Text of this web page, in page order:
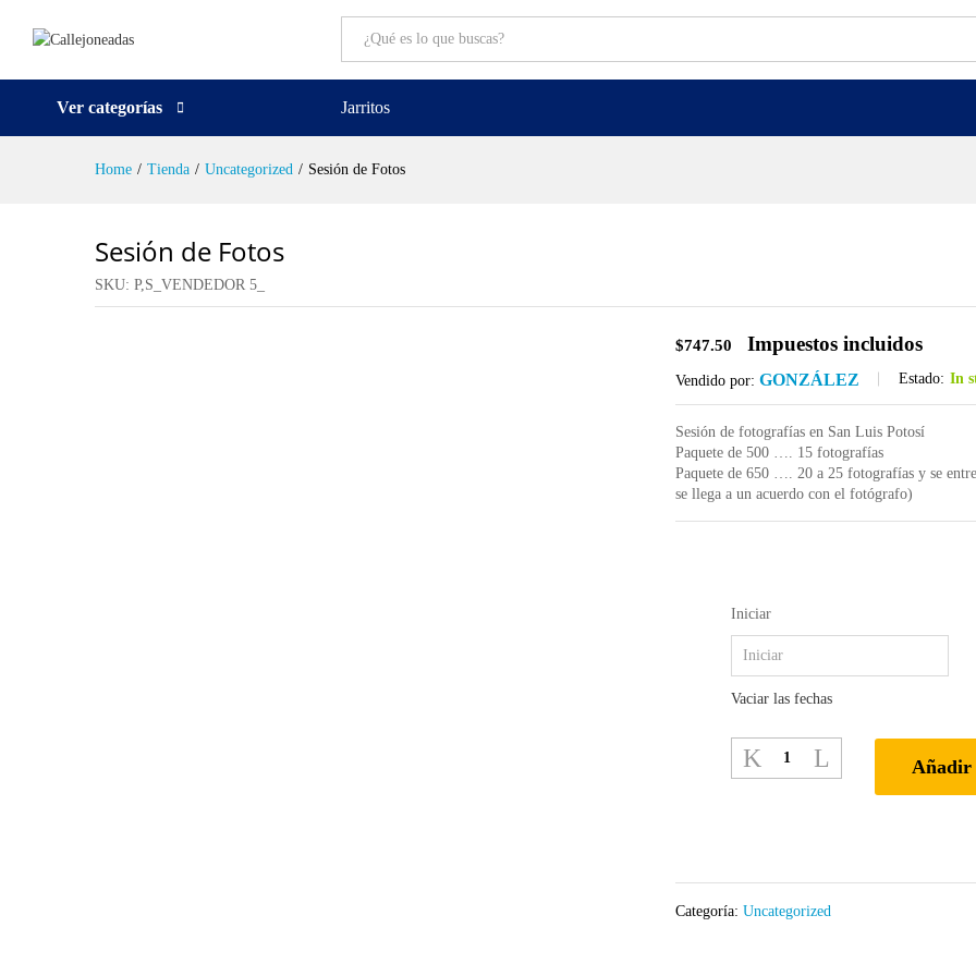
Ver categorías Jarritos
Home / Tienda / Uncategorized / Sesión de Fotos
Sesión de Fotos
SKU: P,S_VENDEDOR 5_
$747.50 Impuestos incluidos
Vendido por:GONZÁLEZ Estado: In
Sesión de fotografías en San Luis Potosí
Paquete de 500 …. 15 fotografías
Paquete de 650 …. 20 a 25 fotografías y se
se llega a un acuerdo con el fotógrafo)
Iniciar
Vaciar las fechas
Sesión
de
Categoría:Uncategorized